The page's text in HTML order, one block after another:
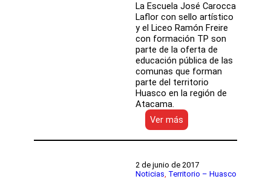
La Escuela José Carocca
Laflor con sello artístico
y el Liceo Ramón Freire
con formación TP son
parte de la oferta de
educación pública de las
comunas que forman
parte del territorio
Huasco en la región de
Atacama.
Ver más
Escuela
de
y
liceo
2 de junio de 2017
Noticias, Territorio – Huasco